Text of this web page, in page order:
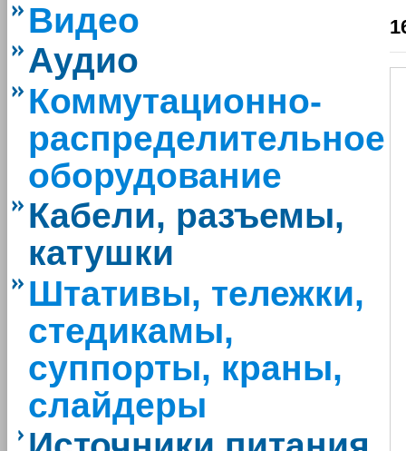
Видео
Аудио
Коммутационно-
распределительное
оборудование
Кабели, разъемы,
катушки
Штативы, тележки,
стедикамы,
суппорты, краны,
слайдеры